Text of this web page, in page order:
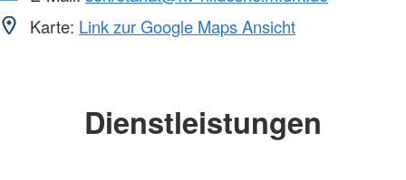
Karte: Link zur Google Maps Ansicht
Dienstleistungen